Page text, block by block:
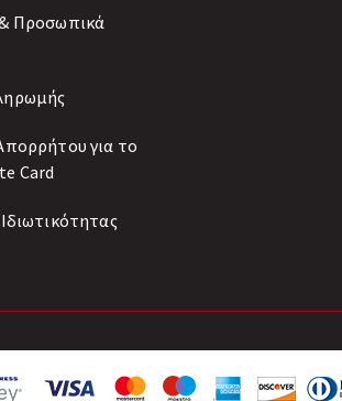
Προσωπικά
για το
Card